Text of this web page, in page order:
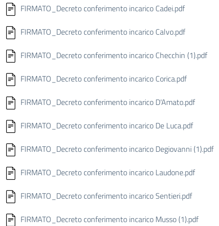
FIRMATO_Decreto conferimento incarico Cadei.pdf
FIRMATO_Decreto conferimento incarico Calvo.pdf
FIRMATO_Decreto conferimento incarico Checchin (1).pdf
FIRMATO_Decreto conferimento incarico Corica.pdf
FIRMATO_Decreto conferimento incarico D'Amato.pdf
FIRMATO_Decreto conferimento incarico De Luca.pdf
FIRMATO_Decreto conferimento incarico Degiovanni (1).pdf
FIRMATO_Decreto conferimento incarico Laudone.pdf
FIRMATO_Decreto conferimento incarico Sentieri.pdf
FIRMATO_Decreto conferimento incarico Musso (1).pdf